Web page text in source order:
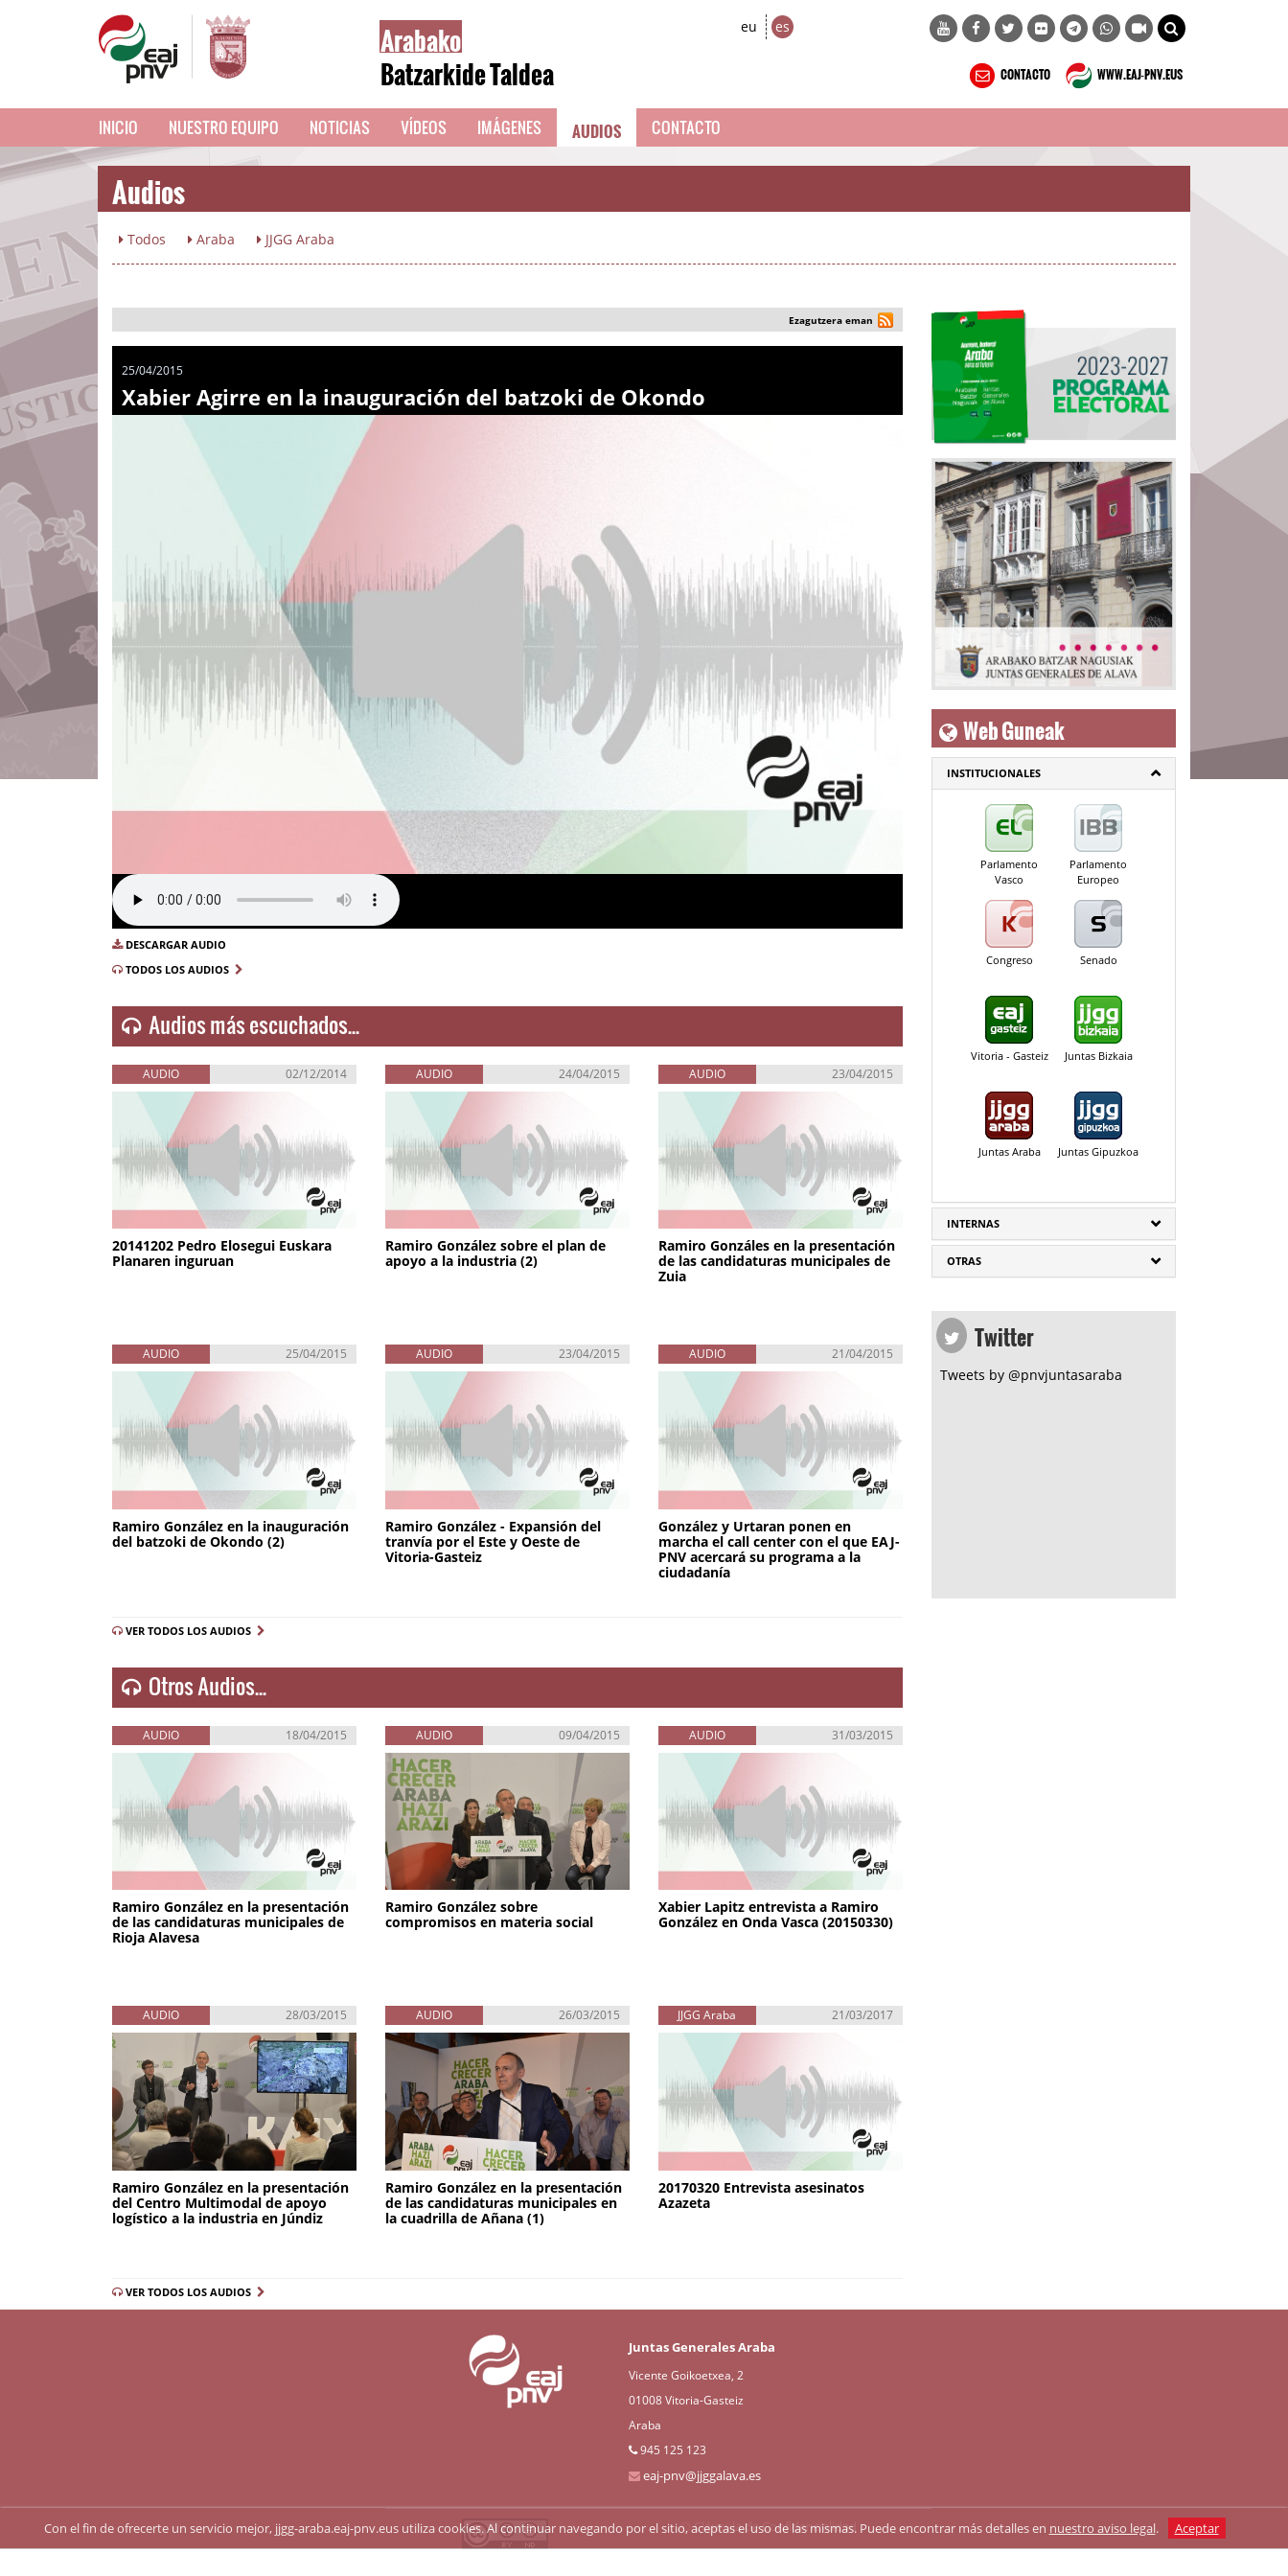
Arabako
Batzarkide Taldea
eu es
CONTACTO WWW.EAJ-PNV.EUS
INICIO NUESTRO EQUIPO NOTICIAS VÍDEOS IMÁGENES AUDIOS CONTACTO
Audios
Todos Araba JJGG Araba
Ezagutzera eman
25/04/2015
Xabier Agirre en la inauguración del batzoki de Okondo
DESCARGAR AUDIO
TODOS LOS AUDIOS
Audios más escuchados...
AUDIO 02/12/2014
20141202 Pedro Elosegui Euskara
Planaren inguruan
AUDIO 24/04/2015
Ramiro González sobre el plan de
apoyo a la industria (2)
AUDIO 23/04/2015
Ramiro Gonzáles en la presentación
de las candidaturas municipales de
Zuia
AUDIO 25/04/2015
Ramiro González en la inauguración
del batzoki de Okondo (2)
AUDIO 23/04/2015
Ramiro González - Expansión del
tranvía por el Este y Oeste de
Vitoria-Gasteiz
AUDIO 21/04/2015
González y Urtaran ponen en
marcha el call center con el que EAJ-
PNV acercará su programa a la
ciudadanía
VER TODOS LOS AUDIOS
Otros Audios...
AUDIO 18/04/2015
Ramiro González en la presentación
de las candidaturas municipales de
Rioja Alavesa
AUDIO 09/04/2015
Ramiro González sobre
compromisos en materia social
AUDIO 31/03/2015
Xabier Lapitz entrevista a Ramiro
González en Onda Vasca (20150330)
AUDIO 28/03/2015
Ramiro González en la presentación
del Centro Multimodal de apoyo
logístico a la industria en Júndiz
AUDIO 26/03/2015
Ramiro González en la presentación
de las candidaturas municipales en
la cuadrilla de Añana (1)
JJGG Araba 21/03/2017
20170320 Entrevista asesinatos
Azazeta
VER TODOS LOS AUDIOS
Web Guneak
INSTITUCIONALES
Parlamento
Vasco
Parlamento
Europeo
Congreso Senado
Vitoria - Gasteiz Juntas Bizkaia
Juntas Araba Juntas Gipuzkoa
INTERNAS
OTRAS
Twitter
Tweets by @pnvjuntasaraba
Juntas Generales Araba
Vicente Goikoetxea, 2
01008 Vitoria-Gasteiz
Araba
945 125 123
eaj-pnv@jjggalava.es
Cláusula de Confidencialidad
Con el fin de ofrecerte un servicio mejor, jjgg-araba.eaj-pnv.eus utiliza cookies. Al continuar navegando por el sitio, aceptas el uso de las mismas. Puede encontrar más detalles en nuestro aviso legal. Aceptar